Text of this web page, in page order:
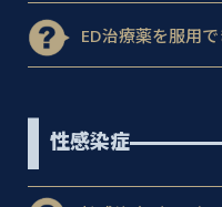
ED治療薬を服用
性感染症